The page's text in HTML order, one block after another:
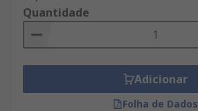
Quantidade
Adicionar
Folha de Dados